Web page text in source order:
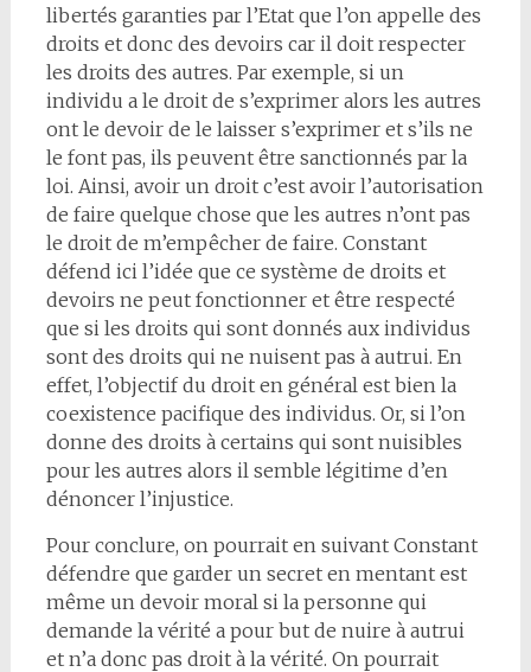
libertés garanties par l’Etat que l’on appelle des
droits et donc des devoirs car il doit respecter
les droits des autres. Par exemple, si un
individu a le droit de s’exprimer alors les autres
ont le devoir de le laisser s’exprimer et s’ils ne
le font pas, ils peuvent être sanctionnés par la
loi. Ainsi, avoir un droit c’est avoir l’autorisation
de faire quelque chose que les autres n’ont pas
le droit de m’empêcher de faire. Constant
défend ici l’idée que ce système de droits et
devoirs ne peut fonctionner et être respecté
que si les droits qui sont donnés aux individus
sont des droits qui ne nuisent pas à autrui. En
effet, l’objectif du droit en général est bien la
coexistence pacifique des individus. Or, si l’on
donne des droits à certains qui sont nuisibles
pour les autres alors il semble légitime d’en
dénoncer l’injustice.
Pour conclure, on pourrait en suivant Constant
défendre que garder un secret en mentant est
même un devoir moral si la personne qui
demande la vérité a pour but de nuire à autrui
et n’a donc pas droit à la vérité. On pourrait